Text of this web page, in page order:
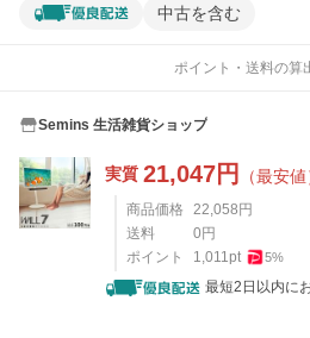
中古を含む
ポイント・送料の算
Semins 生活雑貨ショップ
実質 21,047円 （最安値
商品価格 22,058 円
送料
0 円
ポイント
1,011pt 5%
最短2日以内に